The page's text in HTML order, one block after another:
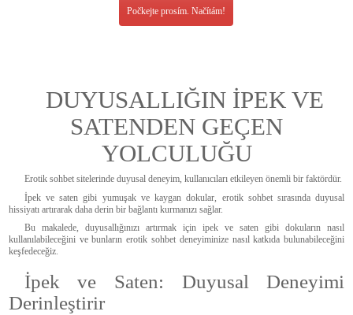
Počkejte prosím. Načítám!
DUYUSALLIĞIN İPEK VE
SATENDEN GEÇEN
YOLCULUĞU
Erotik sohbet sitelerinde duyusal deneyim, kullanıcıları etkileyen önemli bir faktördür.
İpek ve saten gibi yumuşak ve kaygan dokular, erotik sohbet sırasında duyusal
hissiyatı artırarak daha derin bir bağlantı kurmanızı sağlar.
Bu makalede, duyusallığınızı artırmak için ipek ve saten gibi dokuların nasıl
kullanılabileceğini ve bunların erotik sohbet deneyiminize nasıl katkıda bulunabileceğini
keşfedeceğiz.
İpek ve Saten: Duyusal Deneyimi
Derinleştirir